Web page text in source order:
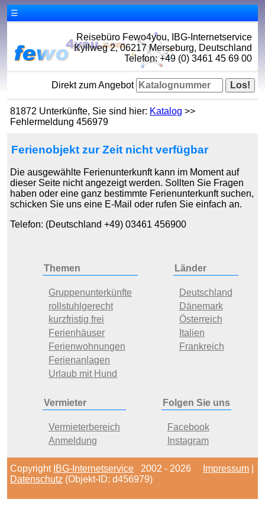
☰
Reisebüro Fewo4you, IBG-Internetservice
Kyllweg 2, 06217 Merseburg, Deutschland
Telefon: +49 (0) 3461 45 69 00
Direkt zum Angebot
81872 Unterkünfte, Sie sind hier: Katalog >>
Fehlermeldung 456979
Ferienobjekt zur Zeit nicht verfügbar
Die ausgewählte Ferienunterkunft kann im Moment auf
dieser Seite nicht angezeigt werden. Sollten Sie Fragen
haben oder eine ganz bestimmte Ferienunterkunft suchen,
schicken Sie uns eine E-Mail oder rufen Sie einfach an.
Telefon: (Deutschland +49) 03461 456900
Themen
Gruppenunterkünfte
rollstuhlgerecht
kurzfristig frei
Ferienhäuser
Ferienwohnungen
Ferienanlagen
Urlaub mit Hund
Länder
Deutschland
Dänemark
Österreich
Italien
Frankreich
Vermieter
Vermieterbereich
Anmeldung
Folgen Sie uns
Facebook
Instagram
Copyright IBG-Internetservice 2002 - 2026 Impressum
Datenschutz (Objekt-ID: d456979)